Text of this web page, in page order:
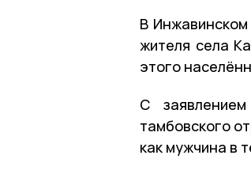
В
жителя села
этого
С
тамбовского
как мужчина в